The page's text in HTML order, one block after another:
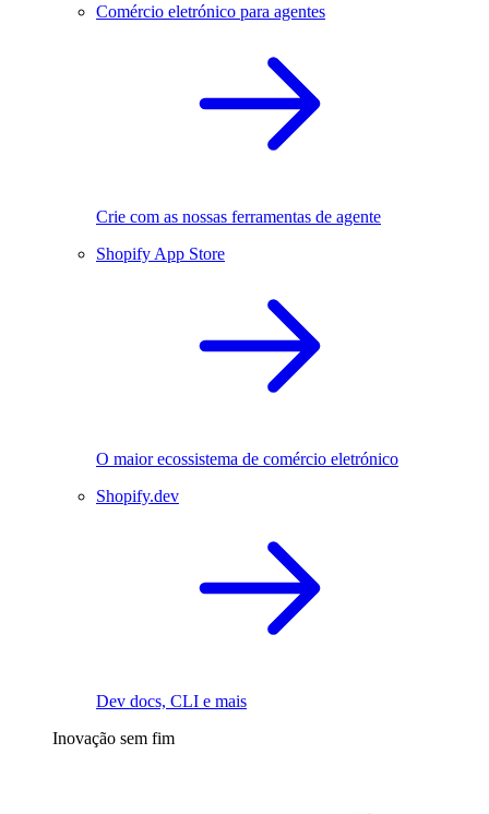
Comércio eletrónico para agentes
Crie com as nossas ferramentas de agente
Shopify App Store
O maior ecossistema de comércio eletrónico
Shopify.dev
Dev docs, CLI e mais
Inovação sem fim